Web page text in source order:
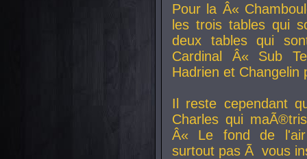
Pour la Â«
les trois tables qui
deux tables qui
Cardinal
Â« Sub
Hadrien et Changelin
Il reste cependant
Charles qui
Â« Le fond de
surtout pas Ã vous